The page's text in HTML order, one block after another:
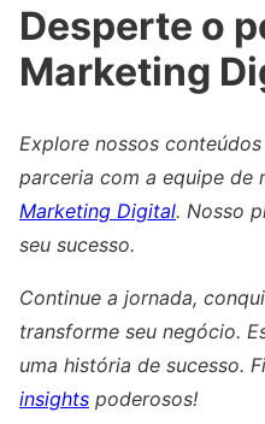
Desperte o
Marketing
Explore nossos
parceria com a equipe de
Marketing Digital. Nosso
seu sucesso.
Continue a jornada,
transforme seu negócio.
uma história de sucesso.
insights poderosos!